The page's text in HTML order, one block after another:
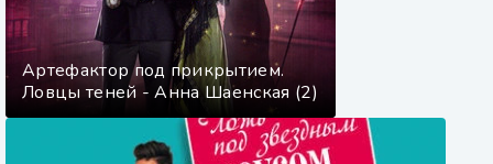
Артефактор под прикрытием.
Ловцы теней - Анна Шаенская (2)